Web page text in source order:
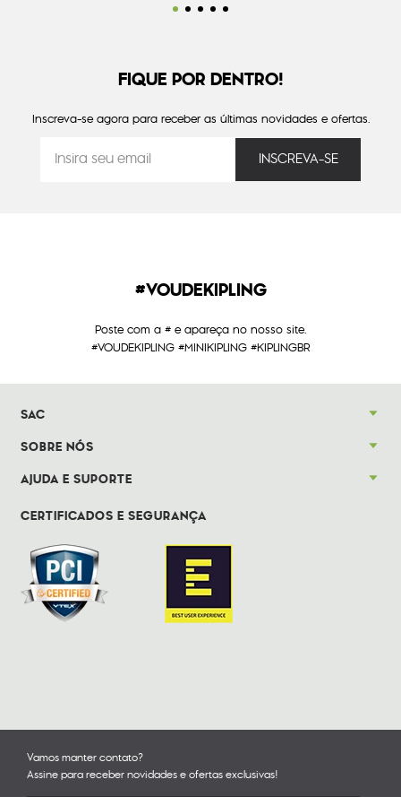
FIQUE POR DENTRO!
Inscreva-se agora para receber as últimas novidades e ofertas.
#VOUDEKIPLING
Poste com a # e apareça no nosso site.
#VOUDEKIPLING #MINIKIPLING #KIPLINGBR
SAC
SOBRE NÓS
AJUDA E SUPORTE
CERTIFICADOS E SEGURANÇA
Vamos manter contato?
Assine para receber novidades e ofertas exclusivas!